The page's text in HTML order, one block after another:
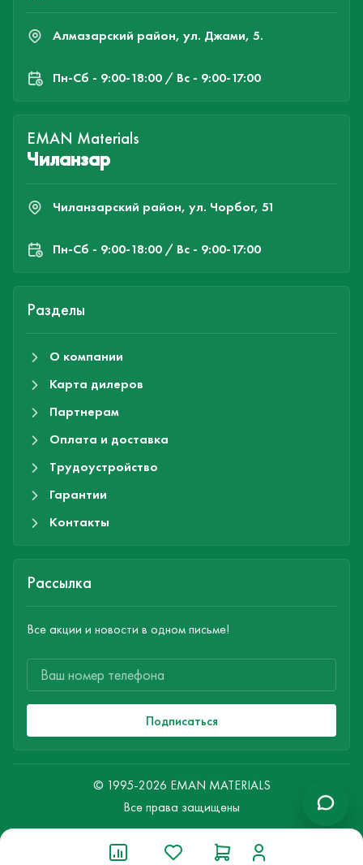
Алмазарский район, ул. Джами, 5.
Пн-Cб - 9:00-18:00 / Вс - 9:00-17:00
EMAN Materials
Чиланзар
Чиланзарский район, ул. Чорбог, 51
Пн-Cб - 9:00-18:00 / Вс - 9:00-17:00
Разделы
О компании
Карта дилеров
Партнерам
Оплата и доставка
Трудоустройство
Гарантии
Контакты
Рассылка
Все акции и новости в одном письме!
Подписаться
© 1995-2026 EMAN MATERIALS
Все права защищены